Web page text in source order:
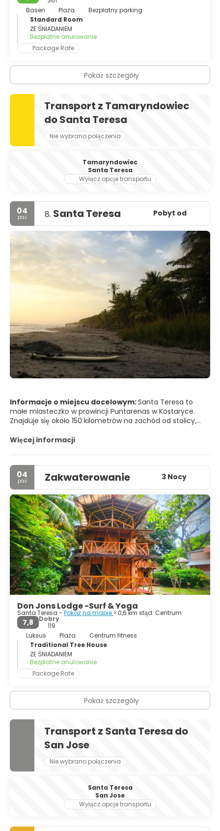
Basen
Plaża
Bezpłatny parking
Standard Room
ZE ŚNIADANIEM
Bezpłatne anulowanie
Package Rate
Pokaż szczegóły
Transport z Tamaryndowiec
do Santa Teresa
Nie wybrano połączenia
Tamaryndowiec
Santa Teresa
Wyłącz opcje transportu
04
paź 8. Santa Teresa Pobyt od
Informacje o miejscu docelowym:Santa Teresa to
małe miasteczko w prowincji Puntarenas w Kostaryce.
Znajduje się około 150 kilometrów na zachód od stolicy,
półwyspie Nicoya, Santa Teresa zaczęła jako odległa
małoskalowym rybołówstwie. Obecnie turystyka jest
głównym źródłem dochodu większości rodzin.
Więcej informacji
04
paź Zakwaterowanie 3 Nocy
Don Jons Lodge -Surf & Yoga
Santa Teresa - Pokaż na mapie > 0,6 km stąd: Centrum
7,8
Dobry
119
Luksus
Plaża
Centrum fitness
Traditional Tree House
ZE ŚNIADANIEM
Bezpłatne anulowanie
Package Rate
Pokaż szczegóły
Transport z Santa Teresa do
San Jose
Nie wybrano połączenia
Santa Teresa
San Jose
Wyłącz opcje transportu